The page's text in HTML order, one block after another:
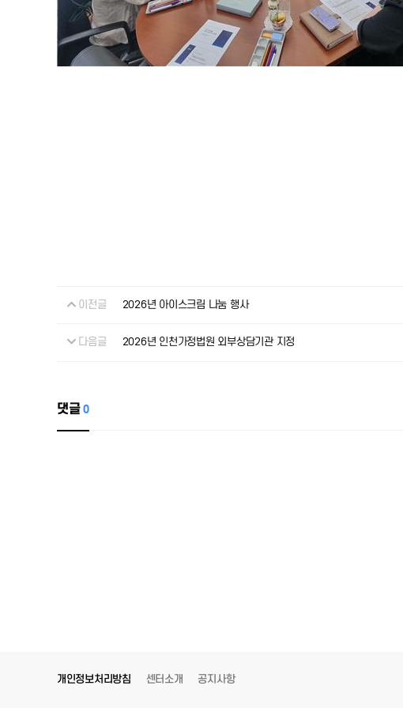
이전글 2026년 아이스크림 나눔 행사
다음글 2026년 인천가정법원 외부상담기관 지정
댓글0
개인정보처리방침 센터소개 공지사항